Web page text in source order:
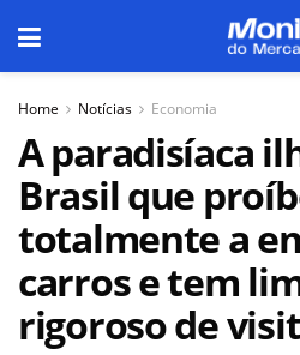
Home Notícias Economia
A paradisíaca
Brasil que
totalmente a
carros e tem
rigoroso de